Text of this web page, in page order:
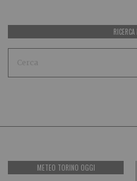
METEO TORINO OGGI